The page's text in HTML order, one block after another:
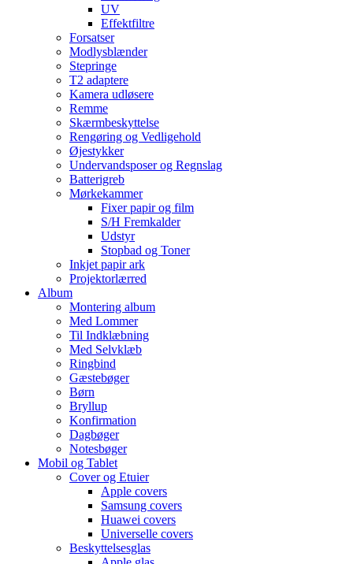
UV
Effektfiltre
Forsatser
Modlysblænder
Stepringe
T2 adaptere
Kamera udløsere
Remme
Skærmbeskyttelse
Rengøring og Vedligehold
Øjestykker
Undervandsposer og Regnslag
Batterigreb
Mørkekammer
Fixer papir og film
S/H Fremkalder
Udstyr
Stopbad og Toner
Inkjet papir ark
Projektorlærred
Album
Montering album
Med Lommer
Til Indklæbning
Med Selvklæb
Ringbind
Gæstebøger
Børn
Bryllup
Konfirmation
Dagbøger
Notesbøger
Mobil og Tablet
Cover og Etuier
Apple covers
Samsung covers
Huawei covers
Universelle covers
Beskyttelsesglas